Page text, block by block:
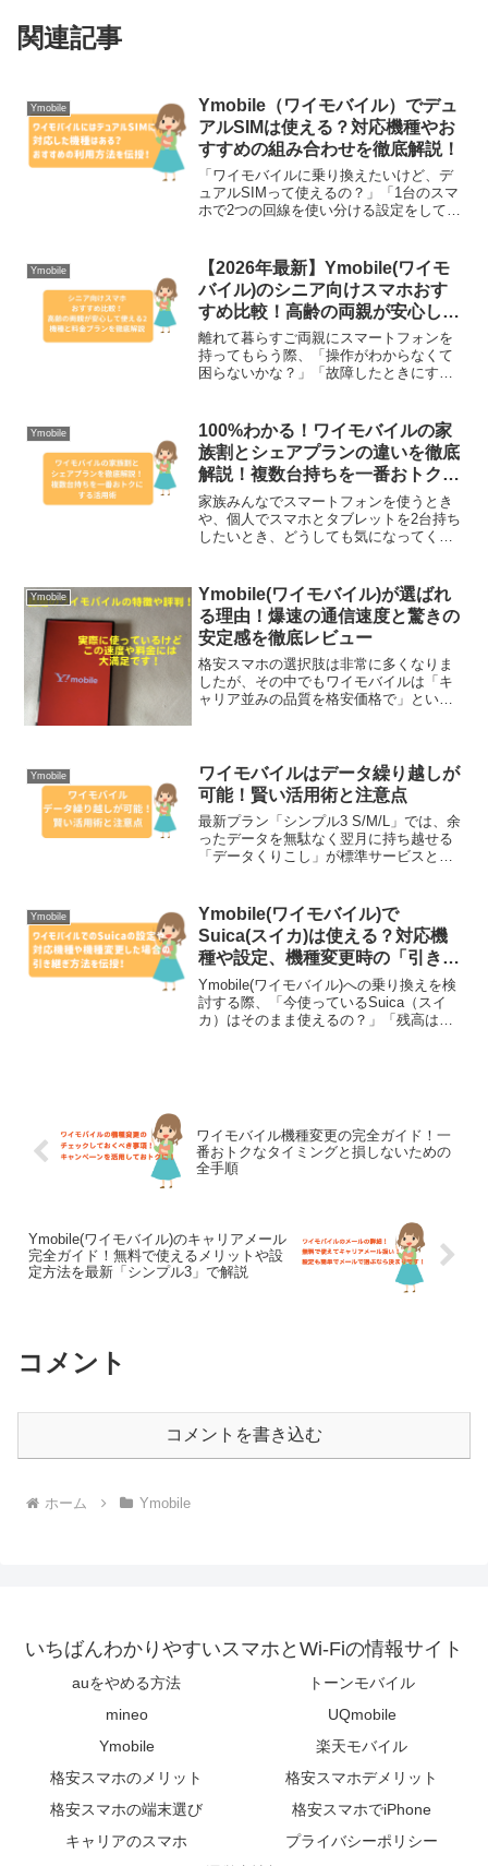
関連記事
Ymobile
Ymobile（ワイモバイル）でデュ
アルSIMは使える？対応機種やお
すすめの組み合わせを徹底解説！
「ワイモバイルに乗り換えたいけど、デ
ュアルSIMって使えるの？」「1台のスマ
ホで2つの回線を使い分ける設定をしてみ
ホに2つの通信会社のプランを入れる「デ
ュアルSIM（...
Ymobile
【2026年最新】Ymobile(ワイモ
バイル)のシニア向けスマホおす
すめ比較！高齢の両親が安心して
使える2機種と料金プランを徹底
解説
離れて暮らすご両親にスマートフォンを
持ってもらう際、「操作がわからなくて
困らないかな？」「故障したときにすぐ
ね。2026年現在のラインナップは、ご両
親が自立して楽しく使い...
Ymobile
100%わかる！ワイモバイルの家
族割とシェアプランの違いを徹底
解説！複数台持ちを一番おトクに
する活用術
家族みんなでスマートフォンを使うとき
や、個人でスマホとタブレットを2台持ち
したいとき、どうしても気になってくる
ンを中心に、家族でまとめることで受け
られる強力な割...
Ymobile
Ymobile(ワイモバイル)が選ばれ
る理由！爆速の通信速度と驚きの
安定感を徹底レビュー
格安スマホの選択肢は非常に多くなりま
したが、その中でもワイモバイルは「キ
ャリア並みの品質を格安価格で」という
昼休みや通勤時間帯といっ...
Ymobile
ワイモバイルはデータ繰り越しが
可能！賢い活用術と注意点
最新プラン「シンプル3 S/M/L」では、余
ったデータを無駄なく翌月に持ち越せる
「データくりこし」が標準サービスとな
タを1ギガも無駄にしないための最新活用
術を分かりやす...
Ymobile
Ymobile(ワイモバイル)で
Suica(スイカ)は使える？対応機
種や設定、機種変更時の「引き継
ぎ」の落とし穴を解説
Ymobile(ワイモバイル)への乗り換えを検
討する際、「今使っているSuica（スイ
カ）はそのまま使えるの？」「残高はど
ワイモバイル機種変更の完全ガイド！一
番おトクなタイミングと損しないための
全手順
Ymobile(ワイモバイル)のキャリアメール
完全ガイド！無料で使えるメリットや設
定方法を最新「シンプル3」で解説
コメント
コメントを書き込む
ホーム Ymobile
いちばんわかりやすいスマホとWi-Fiの情報サイト
auをやめる方法
トーンモバイル
mineo
UQmobile
Ymobile
楽天モバイル
格安スマホのメリット
格安スマホデメリット
格安スマホの端末選び
格安スマホでiPhone
キャリアのスマホ
プライバシーポリシー